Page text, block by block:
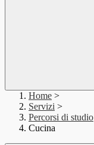
Home >
Servizi >
Percorsi di studio
Cucina